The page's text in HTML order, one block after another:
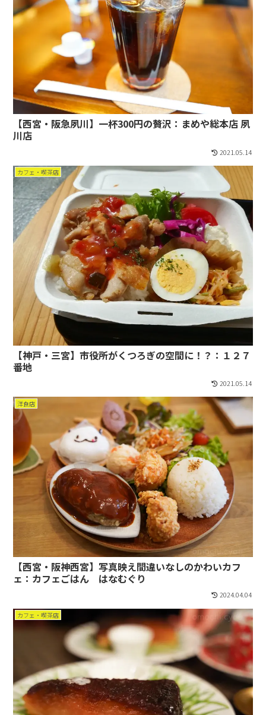
【西宮・阪急夙川】一杯300円の贅沢：まめや総本店 夙
川店
2021.05.14
カフェ・喫茶店
【神戸・三宮】市役所がくつろぎの空間に！？：１２７
番地
2021.05.14
洋食店
【西宮・阪神西宮】写真映え間違いなしのかわいカフ
ェ：カフェごはん はなむぐり
2024.04.04
カフェ・喫茶店